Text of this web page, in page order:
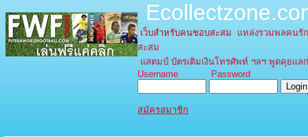
เว็บสำหรับคนชอบสะสม แหล่งรวมพลคนรั
สะสม
แสตมป์ บัตรเติมเงินโทรศัพท์ ฯลฯ พูดคุยแล
Username Password
สมัครสมาชิก